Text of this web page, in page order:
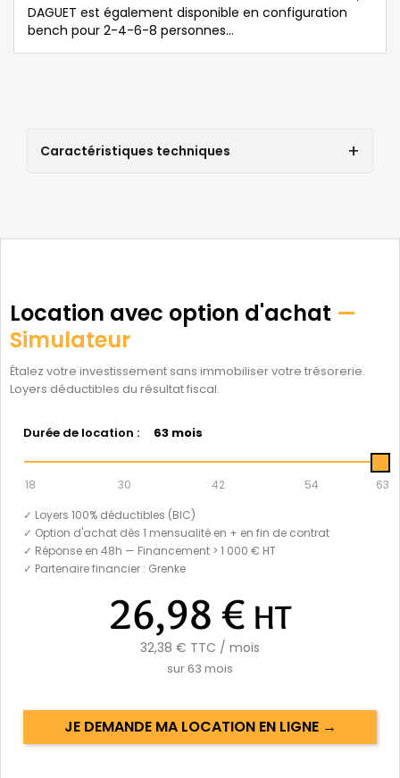
DAGUET est également disponible en configuration
bench pour 2-4-6-8 personnes...
Caractéristiques techniques
Location avec option d'achat —
Simulateur
Étalez votre investissement sans immobiliser votre trésorerie.
Loyers déductibles du résultat fiscal.
Durée de location : 63 mois
18 30 42 54
63
✓ Loyers 100% déductibles (BIC)
✓ Option d'achat dès 1 mensualité en + en fin de contrat
✓ Réponse en 48h — Financement > 1 000 € HT
✓ Partenaire financier : Grenke
26,98 € HT
32,38 € TTC / mois
sur 63 mois
JE DEMANDE MA LOCATION EN LIGNE →